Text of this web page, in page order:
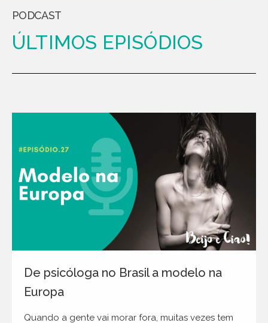
PODCAST
ÚLTIMOS EPISÓDIOS
De psicóloga no Brasil a modelo na
Europa
Quando a gente vai morar fora, muitas vezes tem